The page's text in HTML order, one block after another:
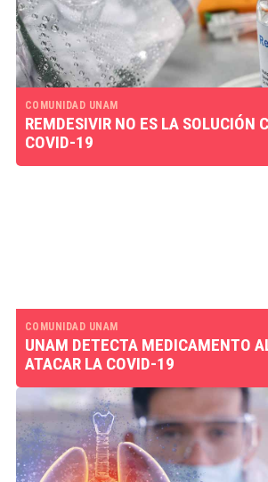
COMUNIDAD UNAM
REMDESIVIR NO ES LA SOLUCIÓN
COVID-19
COMUNIDAD UNAM
UNAM DETECTA MEDICAMENTO
ATACAR LA COVID-19